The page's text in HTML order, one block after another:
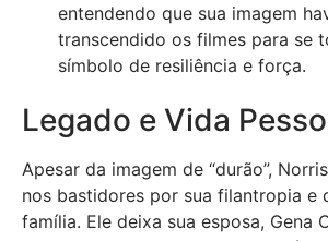
entendendo que sua imagem
transcendido os filmes para se
símbolo de resiliência e força.
Legado e Vida
Apesar da imagem de “durão”,
nos bastidores por sua filantropia e
família. Ele deixa sua esposa, Gena